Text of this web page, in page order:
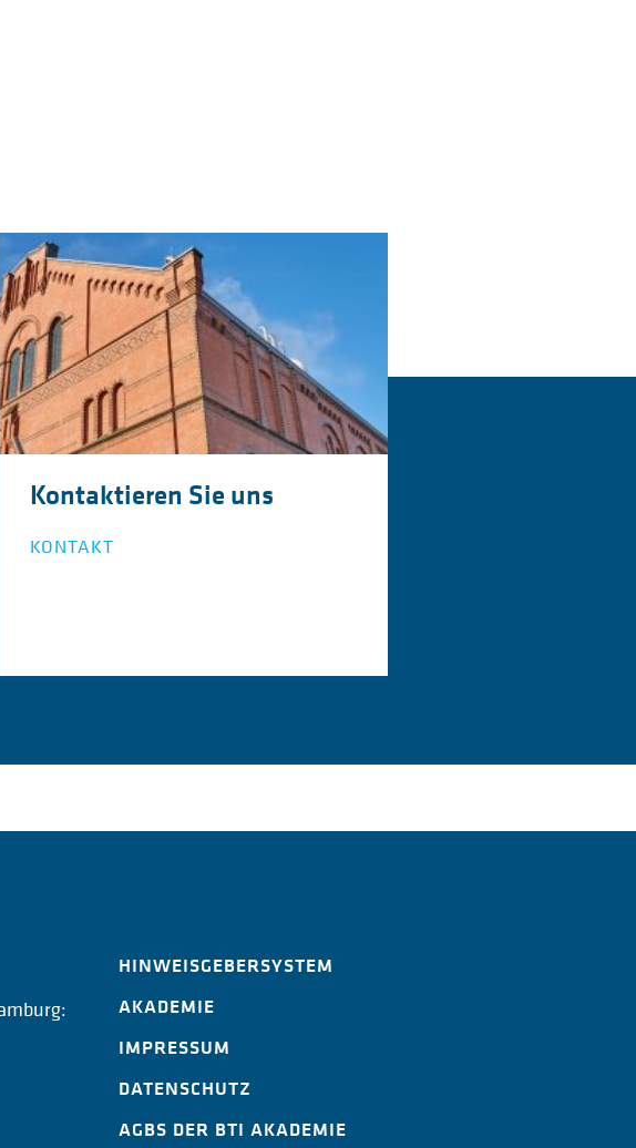
Kontaktieren Sie uns
KONTAKT
HINWEISGEBERSYSTEM
AKADEMIE
IMPRESSUM
DATENSCHUTZ
AGBS DER BTI AKADEMIE